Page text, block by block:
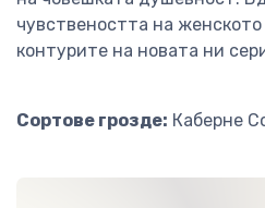
чувствеността на
контурите на новата ни
Сортове грозде: Каберне